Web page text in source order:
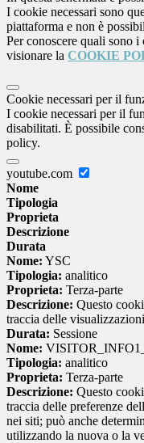
I cookie necessari sono
piattaforma e non è
Per conoscere quali sono
visionare la COOKIE
Cookie necessari per il
I cookie necessari per il
disabilitati. È possibile
policy.
youtube.com
Nome
Tipologia
Proprieta
Descrizione
Durata
Nome: YSC
Tipologia: analitico
Proprieta: Terza-parte
Descrizione: Questo
traccia delle
Durata: Sessione
Nome:
Tipologia: analitico
Proprieta: Terza-parte
Descrizione: Questo
traccia delle preferenze
nei siti; può anche
utilizzando la nuova o la